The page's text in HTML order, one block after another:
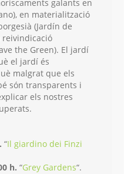
galants en
en materialització
(Jardín de
reivindicació
the Green). El jardí
el jardí és
malgrat que els
són transparents i
els nostres
“Il giardino dei Finzi
h. “Grey Gardens“.